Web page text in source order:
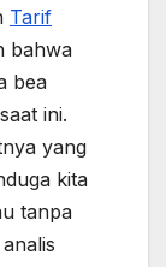
Tarif
bahwa
bea
ini.
yang
kita
tanpa